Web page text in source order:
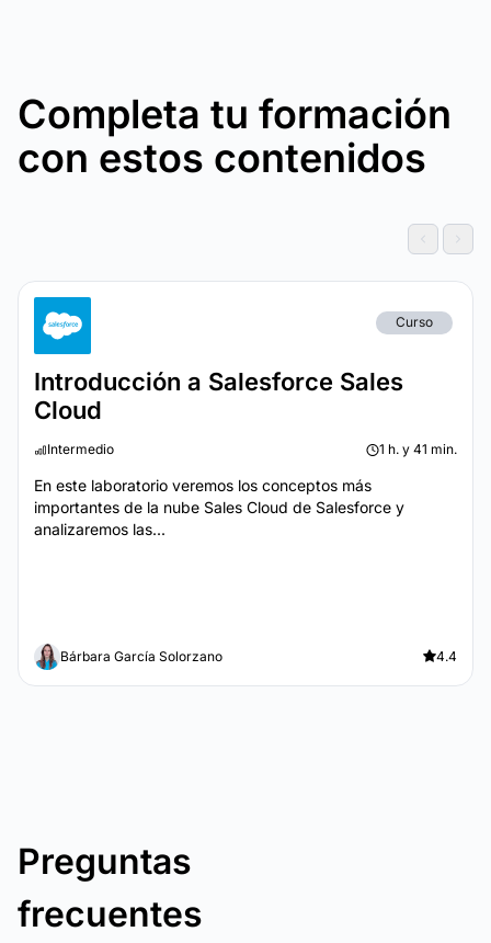
Completa tu formación
con estos contenidos
Curso
Introducción a Salesforce Sales
Cloud
Intermedio 1 h. y 41 min.
En este laboratorio veremos los conceptos más
importantes de la nube Sales Cloud de Salesforce y
analizaremos las...
Bárbara García Solorzano 4.4
Preguntas
frecuentes